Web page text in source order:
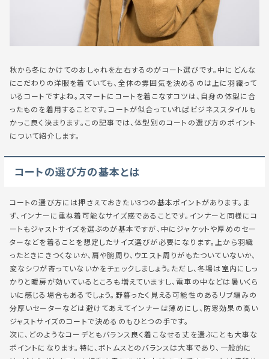
秋から冬にかけてのおしゃれを左右するのがコート選びです。中にどんな
にこだわりの洋服を着ていても、全体の雰囲気を決めるのは上に羽織って
いるコートですよね。スマートにコートを着こなすコツは、自身の体型に合
ったものを着用することです。コートが似合っていればビジネススタイルも
かっこ良く決まります。この記事では、体型別のコートの選び方のポイント
について紹介します。
コートの選び方の基本とは
コートの選び方には押さえておきたい3つの基本ポイントがあります。ま
ず、インナーに重ね着可能なサイズ感であることです。インナーと同様にコ
ートもジャストサイズを選ぶのが基本ですが、中にジャケットや厚めのセー
ターなどを着ることを想定したサイズ選びが必要になります。上から羽織
ったときにきつくないか、肩や腕周り、ウエスト周りがもたついていないか、
変なシワが寄っていないかをチェックしましょう。ただし、冬場は室内にしっ
かりと暖房が効いているところも増えていますし、電車の中などは暑いくら
いに感じる場合もあるでしょう。野暮ったく見える可能性のあるリブ編みの
分厚いセーターなどは避けてあえてインナーは薄めにし、防寒効果の高い
ジャストサイズのコートで決めるのもひとつの手です。
次に、どのようなコーデともバランス良く着こなせる丈を選ぶことも大事な
ポイントになります。特に、ボトムスとのバランスは大事であり、一般的に